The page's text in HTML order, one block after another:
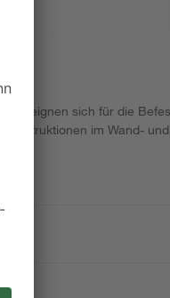
eignen sich für die
im Wand-